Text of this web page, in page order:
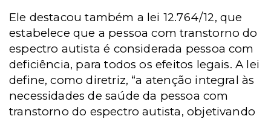
Ele destacou também a lei 12.764/12, que
estabelece que a pessoa com transtorno do
espectro autista é considerada pessoa com
deficiência, para todos os efeitos legais. A lei
define, como diretriz, “a atenção integral às
necessidades de saúde da pessoa com
transtorno do espectro autista, objetivando